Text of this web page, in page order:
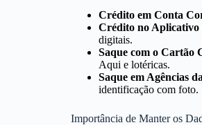
Crédito em Conta
Crédito no Aplicativo
digitais.
Saque com o Cartão
Aqui e lotéricas.
Saque em Agências
identificação com foto.
Importância de Manter os